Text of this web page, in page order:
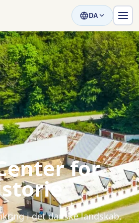
DA
for
i det danske landskab,